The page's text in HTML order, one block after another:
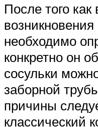
После того
возникновения
необходимо
конкретно он
сосульки
заборной
причины
классический